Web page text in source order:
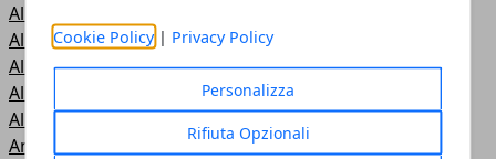
Cookie Policy | Privacy Policy
Personalizza
Rifiuta Opzionali
Allevamenti Scottish Terrier
Allevamenti Maine Coon
Allevamenti Lagotto Romagnolo
Allevamenti Labrador
Allevamenti Pastore Svizzero
Annunci Pastore Svizzero